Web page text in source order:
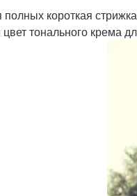
полных короткая
цвет тонального крема